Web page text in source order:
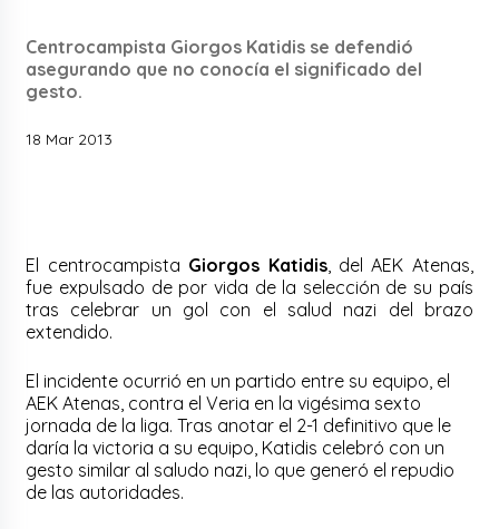
Centrocampista Giorgos Katidis se defendió
asegurando que no conocía el significado del
gesto.
18 Mar 2013
El centrocampista Giorgos Katidis, del AEK Atenas,
fue expulsado de por vida de la selección de su país
tras celebrar un gol con el salud nazi del brazo
extendido.
El incidente ocurrió en un partido entre su equipo, el
AEK Atenas, contra el Veria en la vigésima sexto
jornada de la liga. Tras anotar el 2-1 definitivo que le
daría la victoria a su equipo, Katidis celebró con un
gesto similar al saludo nazi, lo que generó el repudio
de las autoridades.